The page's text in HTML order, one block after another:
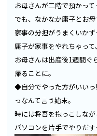
お母さんが二階で預かって
でも、なかなか庸子とお
家事の分担がうまくいか
庸子が家事をやれちゃって、
お母さんは出産後1週間ぐ
帰ることに。
◆自分でやった方がいいっ
っなんて言う始末。
時には将吾を抱っこしなが
パソコンを片手でやりだす